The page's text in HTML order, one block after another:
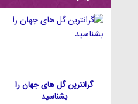
گرانترین گل های جهان را
بشناسید